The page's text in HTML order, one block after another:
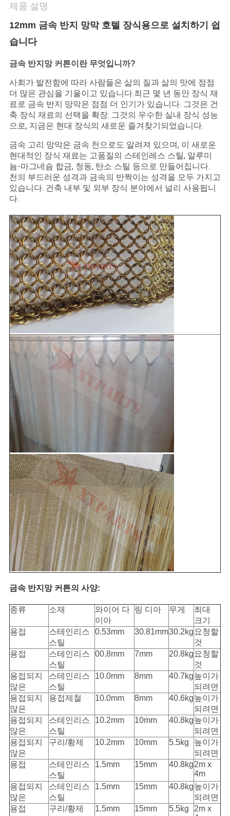
뉴
스
사
건
사
이
트
맵
PRIVACY
POLICY
제품 설명
12mm 금속 반지 망막 호텔 장식용으로 설치하기 쉽
습니다
금속 반지망 커튼이란 무엇입니까?
사회가 발전함에 따라 사람들은 삶의 질과 삶의 맛에 점점
더 많은 관심을 기울이고 있습니다.최근 몇 년 동안 장식 재
료로 금속 반지 망막은 점점 더 인기가 있습니다. 그것은 건
축 장식 재료의 선택을 확장. 그것의 우수한 실내 장식 성능
으로, 지금은 현대 장식의 새로운 즐겨찾기되었습니다.
금속 고리 망막은 금속 천으로도 알려져 있으며, 이 새로운
현대적인 장식 재료는 고품질의 스테인레스 스틸, 알루미
늄-마그네슘 합금, 청동, 탄소 스틸 등으로 만들어집니다.
천의 부드러운 성격과 금속의 반짝이는 성격을 모두 가지고
있습니다. 건축 내부 및 외부 장식 분야에서 널리 사용됩니
다.
금속 반지망 커튼의 사양:
종류 소재
와이어 다
이아
링 디아 무게
최대
크기
용접
스테인리스
스틸
0.53mm 30.81mm30.2kg요청할
것
용접
스테인리스
스틸
00.8mm 7mm 20.8kg요청할
것
용접되지
않은
스테인리스
스틸
10.0mm 8mm 40.7kg높이가
되려면
용접되지
않은
용접제철 10.0mm 8mm 40.6kg높이가
되려면
용접되지
않은
스테인리스
스틸
10.2mm 10mm 40.8kg높이가
되려면
용접되지
않은
구리/황제 10.2mm 10mm 5.5kg
높이가
되려면
용접
스테인리스
스틸
1.5mm 15mm 40.8kg2m x
4m
용접되지
않은
스테인리스
스틸
1.5mm 15mm 40.8kg높이가
되려면
용접
구리/황제 1.5mm 15mm 5.5kg
2m x